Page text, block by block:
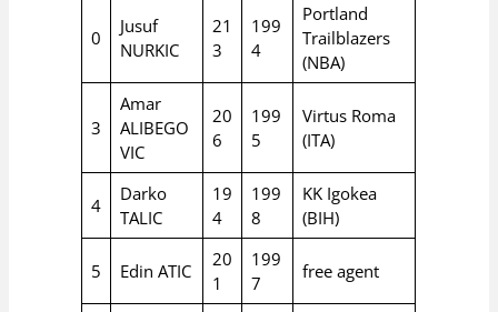
0
Jusuf
NURKIC
21
3
199
4
Portland
Trailblazers
(NBA)
3
Amar
ALIBEGO
VIC
20
6
199
5
Virtus Roma
(ITA)
4
Darko
TALIC
19
4
199
8
KK Igokea
(BIH)
5 Edin ATIC
20
1
199
7
free agent